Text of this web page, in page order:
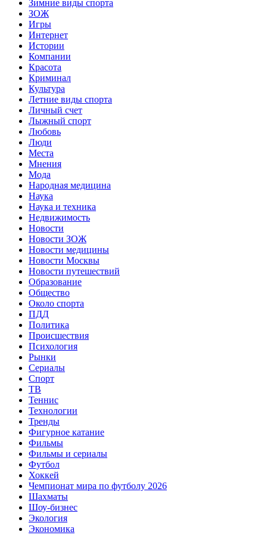
Зимние виды спорта
ЗОЖ
Игры
Интернет
Истории
Компании
Красота
Криминал
Культура
Летние виды спорта
Личный счет
Лыжный спорт
Любовь
Люди
Места
Мнения
Мода
Народная медицина
Наука
Наука и техника
Недвижимость
Новости
Новости ЗОЖ
Новости медицины
Новости Москвы
Новости путешествий
Образование
Общество
Около спорта
ПДД
Политика
Происшествия
Психология
Рынки
Сериалы
Спорт
ТВ
Теннис
Технологии
Тренды
Фигурное катание
Фильмы
Фильмы и сериалы
Футбол
Хоккей
Чемпионат мира по футболу 2026
Шахматы
Шоу-бизнес
Экология
Экономика